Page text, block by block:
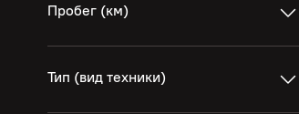
Пробег (км)
Тип (вид техники)